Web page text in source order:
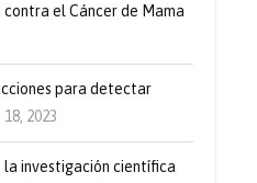
contra el Cáncer de Mama
para detectar
2023
la investigación científica